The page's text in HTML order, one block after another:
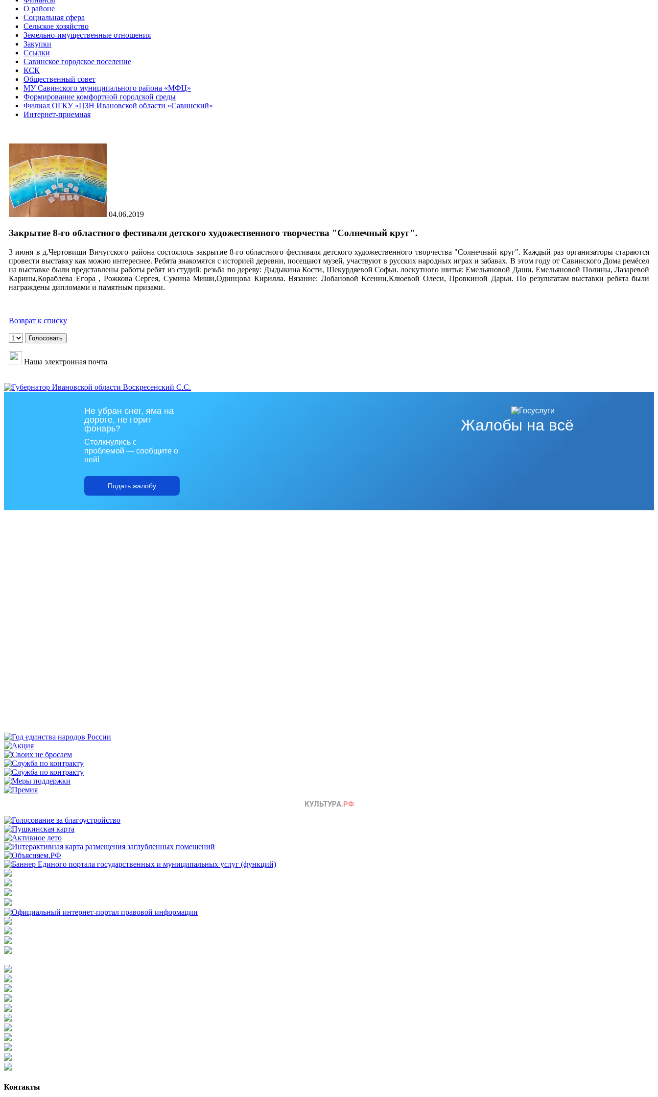
О районе
Социальная сфера
Сельское хозяйство
Земельно-имущественные отношения
Закупки
Ссылки
Савинское городское поселение
КСК
Общественный совет
МУ Савинского муниципального района «МФЦ»
Формирование комфортной городской среды
Филиал ОГКУ «ЦЗН Ивановской области «Савинский»
Интернет-приемная
04.06.2019
Закрытие 8-го областного фестиваля детского художественного творчества "Солнечный круг".
3 июня в д.Чертовищи Вичугского района состоялось закрытие 8-го областного фестиваля детского художественного творчества "Солнечный круг". Каждый раз организаторы стараются
провести выставку как можно интереснее. Ребята знакомятся с историей деревни, посещают музей, участвуют в русских народных играх и забавах. В этом году от Савинского Дома ремёсел
на выставке были представлены работы ребят из студий: резьба по дереву: Дыдыкина Кости, Шекурдяевой Софьи. лоскутного шитья: Емельяновой Даши, Емельяновой Полины, Лазаревой
Карины,Кораблева Егора , Рожкова Сергея, Сумина Миши,Одинцова Кирилла. Вязание: Лобановой Ксении,Клюевой Олеси, Провкиной Дарьи. По результатам выставки ребята были
награждены дипломами и памятным призами.
Возврат к списку
Наша электронная почта
Жалобы на всё
Не убран снег, яма на
дороге, не горит
фонарь?
Столкнулись с
проблемой — сообщите о
ней!
Подать жалобу
Контакты